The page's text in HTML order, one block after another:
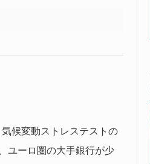
候変動ストレステストの
ユーロ圏の大手銀行が少